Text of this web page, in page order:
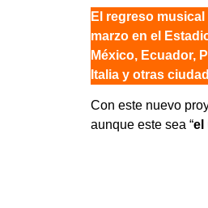
El regreso
marzo en el
México, Ecuador,
Italia y otras
Con este nuevo
aunque este sea “el